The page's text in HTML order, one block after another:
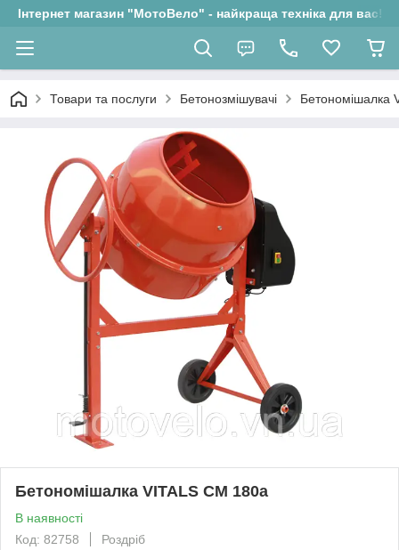
Інтернет магазин "МотоВело" - найкраща техніка для вас!
Товари та послуги Бетонозмішувачі Бетономішалка
Бетономішалка VITALS CM 180a
В наявності
Код: 82758
Роздріб